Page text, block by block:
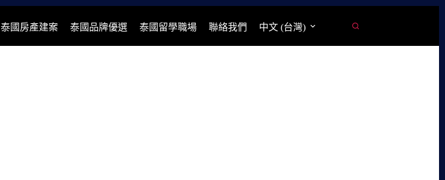
泰國房產建案 泰國品牌優選 泰國留學職場 聯絡我們 中文 (台灣)